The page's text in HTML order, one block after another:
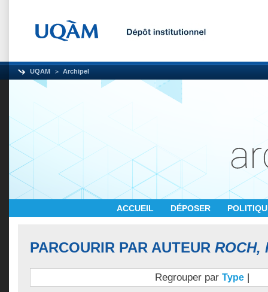
UQAM Archipel
ACCUEIL DÉPOSER
PARCOURIR PAR AUTEUR ROCH,
Regrouper par Type |